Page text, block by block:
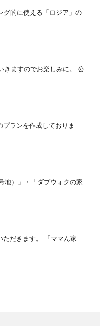
グ的に使える「ロジア」の
きますのでお楽しみに。 公
ランを作成しておりま
地）」・「ダブウォクの家
ただきます。 「ママん家